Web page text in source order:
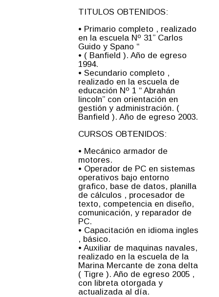
TITULOS OBTENIDOS:
• Primario completo , realizado
en la escuela Nº 31” Carlos
Guido y Spano “
• ( Banfield ). Año de egreso
1994.
• Secundario completo ,
realizado en la escuela de
educación Nº 1 “ Abrahán
lincoln” con orientación en
gestión y administración. (
Banfield ). Año de egreso 2003.
CURSOS OBTENIDOS:
• Mecánico armador de
motores.
• Operador de PC en sistemas
operativos bajo entorno
grafico, base de datos, planilla
de cálculos , procesador de
texto, competencia en diseño,
comunicación, y reparador de
PC.
• Capacitación en idioma ingles
, básico.
• Auxiliar de maquinas navales,
realizado en la escuela de la
Marina Mercante de zona delta
( Tigre ). Año de egreso 2005 ,
con libreta otorgada y
actualizada al día.